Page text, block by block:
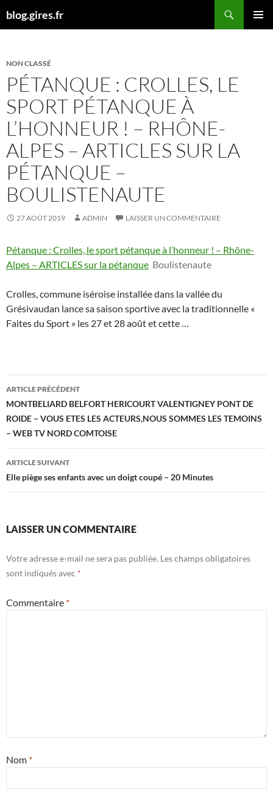
aublog.gires.fr
NON CLASSÉ
PÉTANQUE : CROLLES, LE
SPORT PÉTANQUE À
L’HONNEUR ! – RHÔNE-
ALPES – ARTICLES SUR LA
PÉTANQUE –
BOULISTENAUTE
27 AOÛT 2019 ADMIN LAISSER UN COMMENTAIRE
Pétanque : Crolles, le sport pétanque à l’honneur ! – Rhône-
Alpes – ARTICLES sur la pétanque Boulistenaute
Crolles, commune iséroise installée dans la vallée du
Grésivaudan lance sa saison sportive avec la traditionnelle «
Faites du Sport » les 27 et 28 août et cette …
Navigation
des
articles
ARTICLE PRÉCÉDENT
MONTBELIARD BELFORT HERICOURT VALENTIGNEY PONT DE
ROIDE – VOUS ETES LES ACTEURS,NOUS SOMMES LES TEMOINS
– WEB TV NORD COMTOISE
ARTICLE SUIVANT
Elle piège ses enfants avec un doigt coupé – 20 Minutes
LAISSER UN COMMENTAIRE
Votre adresse e-mail ne sera pas publiée. Les champs obligatoires
sont indiqués avec *
Commentaire *
Nom *